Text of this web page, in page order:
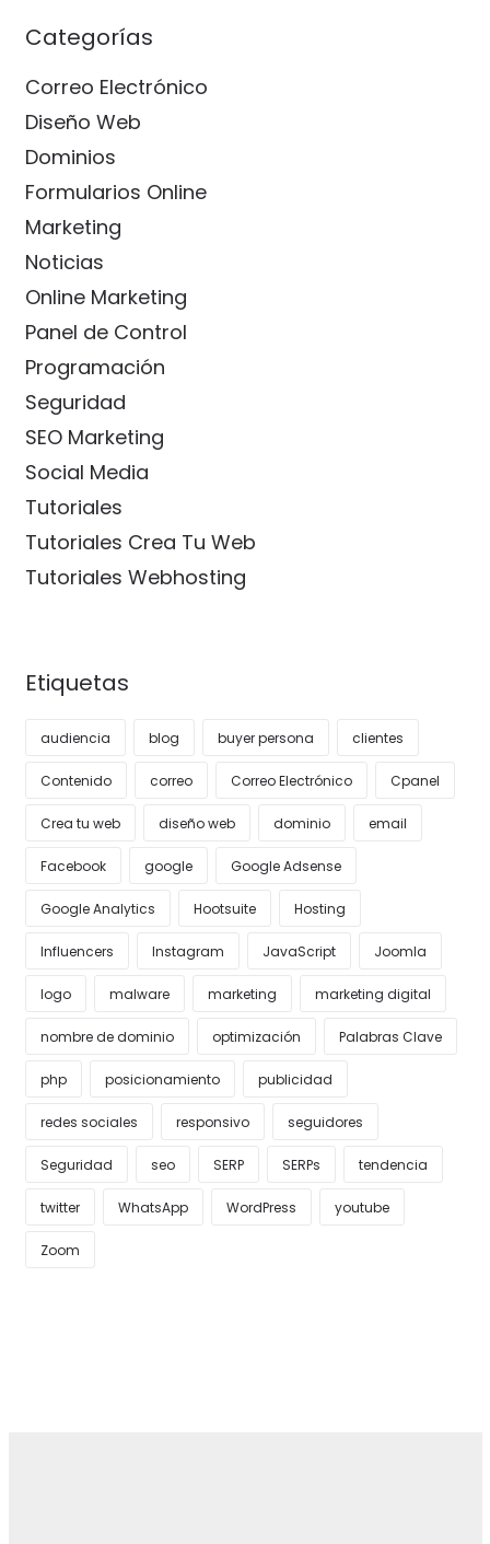
Categorías
Correo Electrónico
Diseño Web
Dominios
Formularios Online
Marketing
Noticias
Online Marketing
Panel de Control
Programación
Seguridad
SEO Marketing
Social Media
Tutoriales
Tutoriales Crea Tu Web
Tutoriales Webhosting
Etiquetas
audiencia blog buyer persona clientes
Contenido correo Correo Electrónico Cpanel
Crea tu web diseño web dominio email
Facebook google Google Adsense
Google Analytics Hootsuite Hosting
Influencers Instagram JavaScript Joomla
logo malware marketing marketing digital
nombre de dominio optimización Palabras Clave
php posicionamiento publicidad
redes sociales responsivo seguidores
Seguridad seo SERP SERPs tendencia
twitter WhatsApp WordPress youtube
Zoom